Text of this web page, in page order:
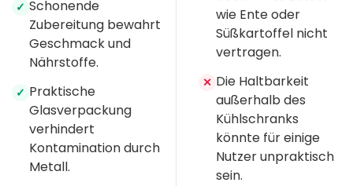
✓ Schonende
Zubereitung bewahrt
Geschmack und
Nährstoffe.
✓ Praktische
Glasverpackung
verhindert
Kontamination durch
Metall.
wie Ente oder
Süßkartoffel nicht
vertragen.
✕ Die Haltbarkeit
außerhalb des
Kühlschranks
könnte für einige
Nutzer unpraktisch
sein.